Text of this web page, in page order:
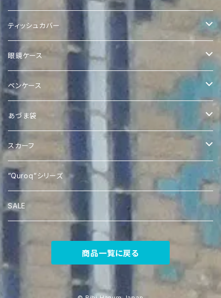
Quilted Ikat Bag with Pom-Poms
Quilted Ikat Tote Bag
Expandable Ikat Bag
Quroqミニトート
ティッシュカバー
ボックスティッシュカバー
ポケットティッシュケース
アドラスポケットティッシュケース
Quroqポケットティッシュケース
眼鏡ケース
Quroq眼鏡ケース
ペンケース
Quroqペンケース
あづま袋
Ikat あづま袋
スカーフ
Silk Ikat Scarf
”Quroq”シリーズ
SALE
商品一覧に戻る